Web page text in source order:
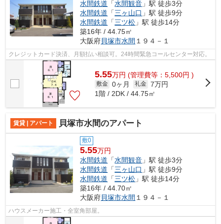
水間鉄道 「水間観音 」駅 徒歩3分
水間鉄道 「三ヶ山口 」駅 徒歩9分
水間鉄道 「三ツ松 」駅 徒歩14分
築16年 / 44.75㎡
大阪府貝塚市水間 １９４－１
クレジットカード決済、月額払い相談可。24時間緊急コールセンター対応。
5.55万円 (管理費等：5,500円 )
敷金 0ヶ月 礼金 7万円
1階 / 2DK / 44.75㎡
賃貸 | アパート 貝塚市水間のアパート
敷0
5.55万円
水間鉄道 「水間観音 」駅 徒歩3分
水間鉄道 「三ヶ山口 」駅 徒歩9分
水間鉄道 「三ツ松 」駅 徒歩14分
築16年 / 44.70㎡
大阪府貝塚市水間 １９４－１
ハウスメーカー施工・全室角部屋。